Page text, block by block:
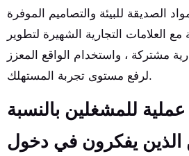
الصديقة للبيئة والتصاميم الموفرة
العلامات التجارية الشهيرة لتطوير
مشتركة ، واستخدام الواقع المعزز
لرفع مستوى تجربة المستهلك.
للمشغلين بالنسبة
الذين يفكرون في دخول